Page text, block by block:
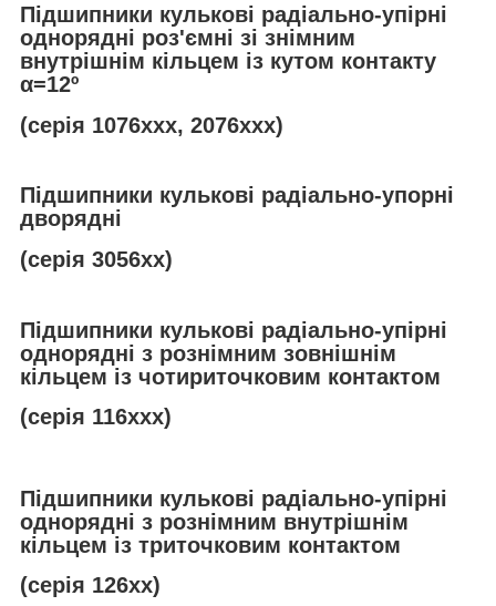
Підшипники кулькові радіально-упірні
однорядні роз'ємні зі знімним
внутрішнім кільцем із кутом контакту
α=12º
(серія 1076ххх, 2076ххх)
Підшипники кулькові радіально-упорні
дворядні
(серія 3056хх)
Підшипники кулькові радіально-упірні
однорядні з рознімним зовнішнім
кільцем із чотириточковим контактом
(серія 116ххх)
Підшипники кулькові радіально-упірні
однорядні з рознімним внутрішнім
кільцем із триточковим контактом
(серія 126хх)